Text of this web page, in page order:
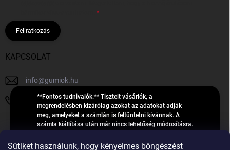
Sütiket használunk, hogy kényelmes böngészést
**Fontos tudnivalók:** Tisztelt vásárlók, a
megrendelésben kizárólag azokat az adatokat adják
meg, amelyeket a számlán is feltüntetni kívánnak. A
számla kiállítása után már nincs lehetőség módosításra.
feldolgozása” státusz alatt van lehetőség! Csak új,
Feliratkozás
KAPCSOLAT
info@gumiok.hu
+36705429902